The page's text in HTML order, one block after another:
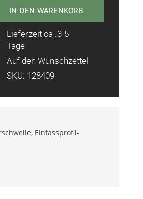
IN DEN WARENKORB
Lieferzeit ca .3-5
Tage
Auf den Wunschzettel
SKU: 128409
Einfassprofil-